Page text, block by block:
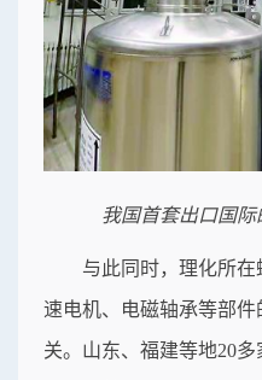
我国首套出口国际
与此同时，理化所
速电机、电磁轴承等部
关。山东、福建等地20